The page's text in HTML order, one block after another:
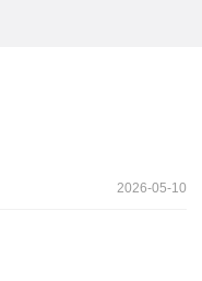
2026-05-10